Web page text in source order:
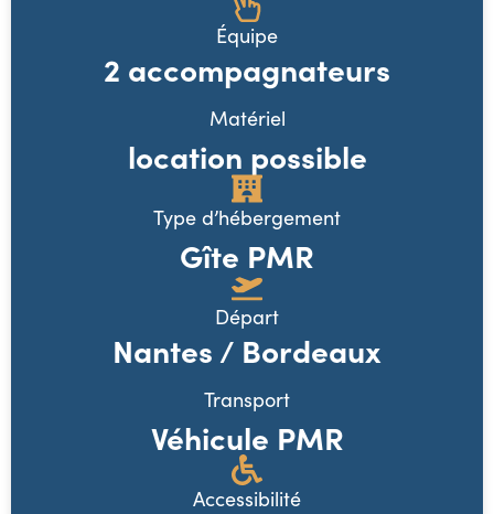
Équipe
2 accompagnateurs
Matériel
location possible
Type d’hébergement
Gîte PMR
Départ
Nantes / Bordeaux
Transport
Véhicule PMR
Accessibilité